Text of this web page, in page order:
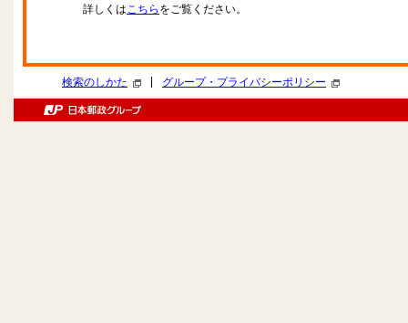
詳しくはこちら をご覧ください。
検索のしかた グループ・プライバシーポリシー